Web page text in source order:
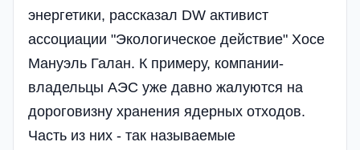
энергетики, рассказал DW активист
ассоциации "Экологическое действие" Хосе
Мануэль Галан. К примеру, компании-
владельцы АЭС уже давно жалуются на
дороговизну хранения ядерных отходов.
Часть из них - так называемые